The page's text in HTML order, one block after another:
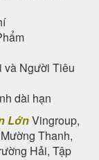
và Người Tiêu
dài hạn
LớnVingroup,
Thanh,
Hải, Tập